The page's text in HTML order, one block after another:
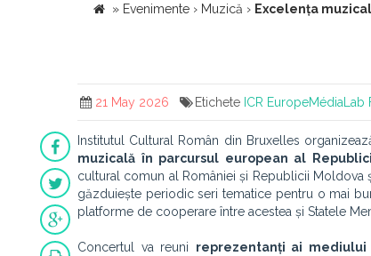
» Evenimente › Muzică › Excelența
21 May 2026 Etichete ICR EuropeMédiaLab
Institutul Cultural Român din Bruxelles
muzicală în parcursul european al
cultural comun al României și Republicii
găzduiește periodic seri tematice pentru o mai
platforme de cooperare între acestea și Statele
Concertul va reuni reprezentanți ai